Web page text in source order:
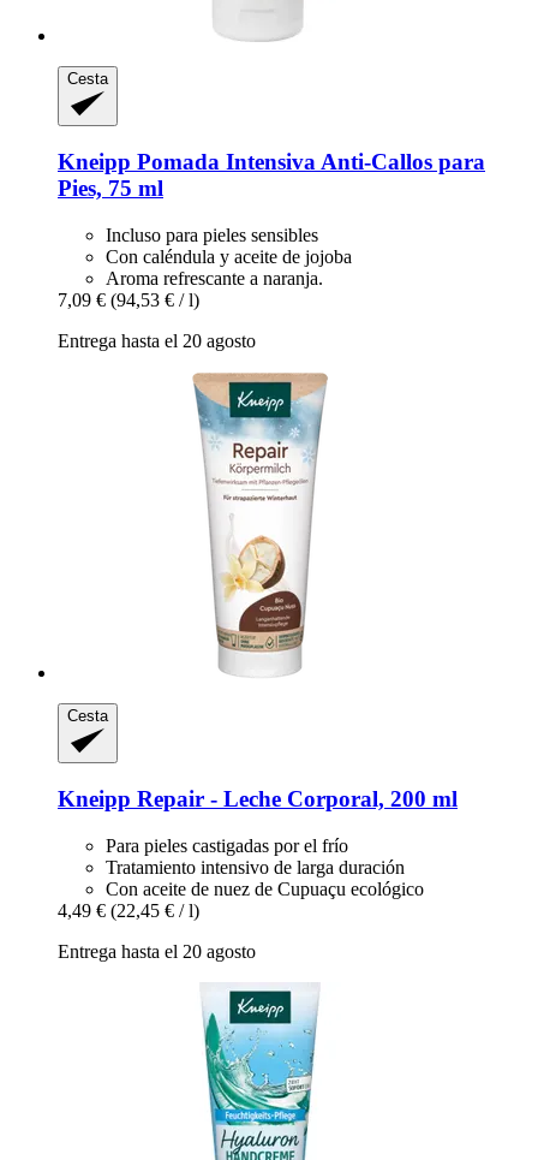
Cesta
Kneipp Pomada Intensiva Anti-​Callos para
Pies, 75 ml
Incluso para pieles sensibles
Con caléndula y aceite de jojoba
Aroma refrescante a naranja.
7,09 € (94,53 € / l)
Entrega hasta el 20 agosto
Cesta
Kneipp Repair -​ Leche Corporal, 200 ml
Para pieles castigadas por el frío
Tratamiento intensivo de larga duración
Con aceite de nuez de Cupuaçu ecológico
4,49 € (22,45 € / l)
Entrega hasta el 20 agosto